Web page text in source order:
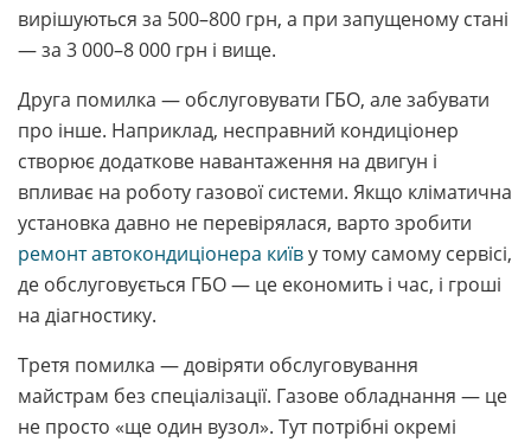
вирішуються за 500–800 грн, а при запущеному стані
— за 3 000–8 000 грн і вище.
Друга помилка — обслуговувати ГБО, але забувати
про інше. Наприклад, несправний кондиціонер
створює додаткове навантаження на двигун і
впливає на роботу газової системи. Якщо кліматична
установка давно не перевірялася, варто зробити
ремонт автокондиціонера київу тому самому сервісі,
де обслуговується ГБО — це економить і час, і гроші
на діагностику.
Третя помилка — довіряти обслуговування
майстрам без спеціалізації. Газове обладнання — це
не просто «ще один вузол». Тут потрібні окремі